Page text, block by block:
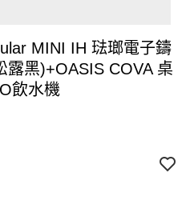
MINI IH 琺瑯電子鑄
黑)+OASIS COVA 桌
飲水機